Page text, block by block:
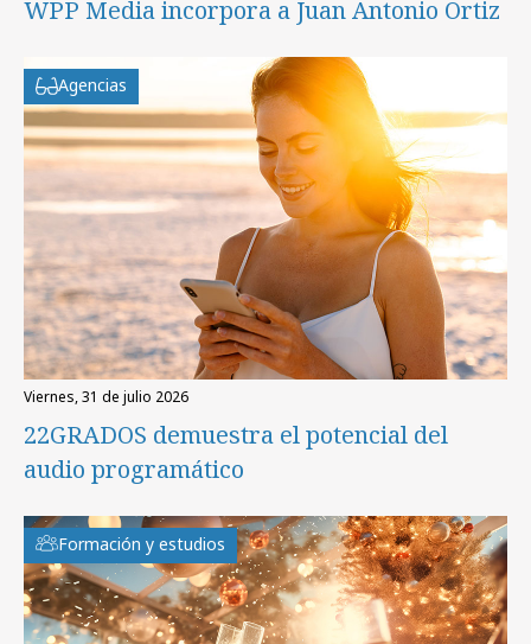
WPP Media incorpora a Juan Antonio Ortiz
Agencias
viernes, 31 de julio 2026
22GRADOS demuestra el potencial del
audio programático
Formación y estudios